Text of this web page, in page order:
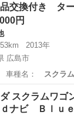
品交換付き タ
円
2013年
広島市
車種名： スクラ
の他
スクラムワ
ｄナビ Ｂｌｕ